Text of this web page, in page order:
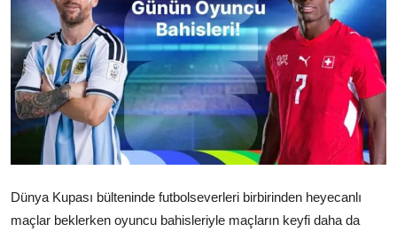
Çerkezköy
Dünya Kupası bülteninde futbolseverleri birbirinden heyecanlı
maçlar beklerken oyuncu bahisleriyle maçların keyfi daha da